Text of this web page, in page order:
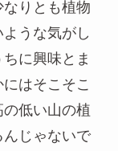
りとも植物
うな気がし
に興味とま
はそこそこ
低い山の植
じゃないで